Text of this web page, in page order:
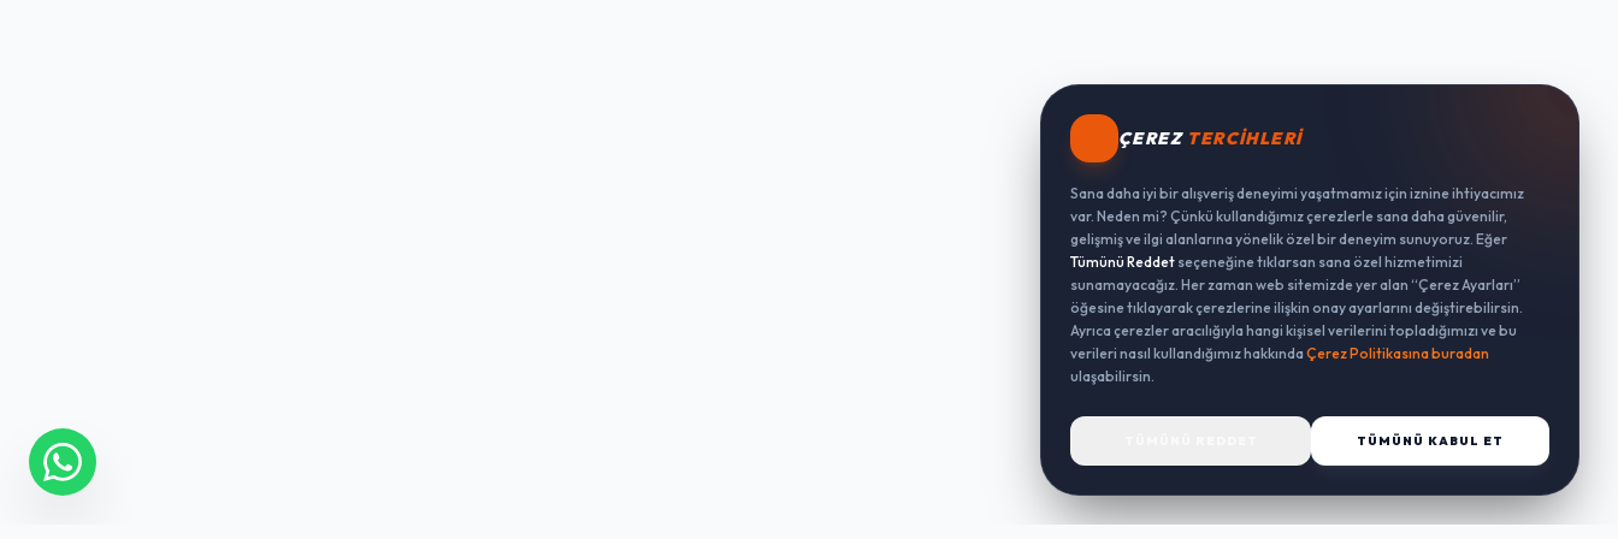
ÇEREZ TERCIHLERI
Sana daha iyi bir alışveriş deneyimi yaşatmamız için iznine ihtiyacımız
var. Neden mi? Çünkü kullandığımız çerezlerle sana daha güvenilir,
gelişmiş ve ilgi alanlarına yönelik özel bir deneyim sunuyoruz. Eğer
Tümünü Reddet seçeneğine tıklarsan sana özel hizmetimizi
sunamayacağız. Her zaman web sitemizde yer alan “Çerez Ayarları”
öğesine tıklayarak çerezlerine ilişkin onay ayarlarını değiştirebilirsin.
Ayrıca çerezler aracılığıyla hangi kişisel verilerini topladığımızı ve bu
verileri nasıl kullandığımız hakkında Çerez Politikasına buradan
ulaşabilirsin.
TÜMÜNÜ KABUL ET